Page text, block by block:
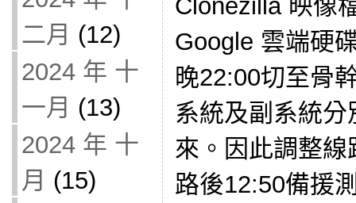
二月 (12)
2024 年 十
一月 (13)
2024 年 十
月 (15)
Clonezilla 映像
Google 雲端硬
晚22:00切至骨
系統及副系統
來。因此調整
路後12:50備援